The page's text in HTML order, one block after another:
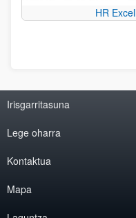
HR
Irisgarritasuna
Lege oharra
Kontaktua
Mapa